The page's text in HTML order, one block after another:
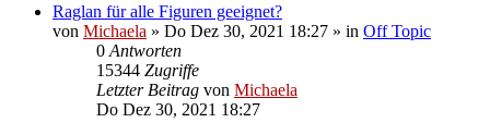
Raglan für alle Figuren geeignet?
von Michaela » Do Dez 30, 2021 18:27 » in Off Topic
0 Antworten
15344 Zugriffe
Letzter Beitrag von Michaela
Do Dez 30, 2021 18:27